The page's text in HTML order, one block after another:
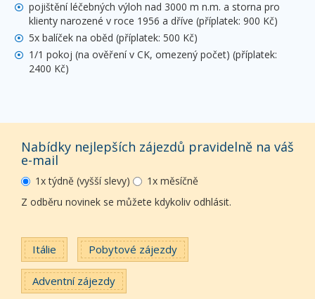
pojištění léčebných výloh nad 3000 m n.m. a storna pro
klienty narozené v roce 1956 a dříve (příplatek: 900 Kč)
5x balíček na oběd (příplatek: 500 Kč)
1/1 pokoj (na ověření v CK, omezený počet) (příplatek:
2400 Kč)
Nabídky nejlepších zájezdů pravidelně na váš
e-mail
1x týdně (vyšší slevy)
1x měsíčně
Z odběru novinek se můžete kdykoliv odhlásit.
Itálie Pobytové zájezdy
Adventní zájezdy